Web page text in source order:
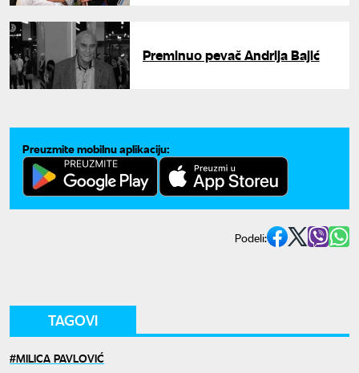
Preminuo pevač Andrija Bajić
Preuzmite mobilnu aplikaciju:
Podeli:
TAGOVI
MILICA PAVLOVIĆ